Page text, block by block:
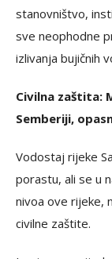
stanovništvo,
sve neophodne
izlivanja bujičnih
Civilna zaštita:
Semberiji,
Vodostaj rijeke
porastu, ali se u
nivoa ove rijeke,
civilne zaštite.